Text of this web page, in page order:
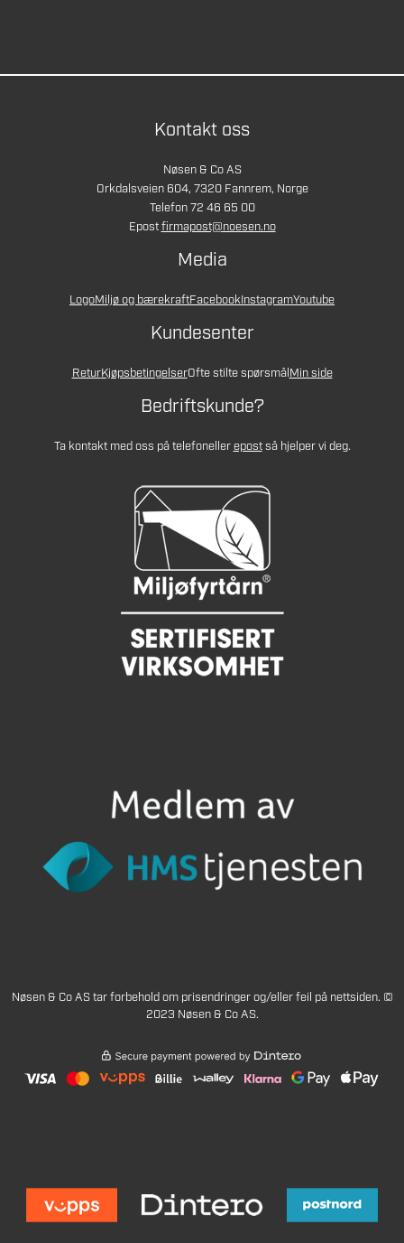
Kontakt oss
Nøsen & Co AS
Orkdalsveien 604, 7320 Fannrem, Norge
Telefon 72 46 65 00
Epostfirmapost@noesen.no
Media
LogoMiljø og bærekraftFacebookInstagramYoutube
Kundesenter
ReturKjøpsbetingelserOfte stilte spørsmålMin side
Bedriftskunde?
Ta kontakt med oss på telefonellerepostså hjelper vi deg.
Nøsen & Co AS tar forbehold om prisendringer og/eller feil på nettsiden. ©
2023 Nøsen & Co AS.